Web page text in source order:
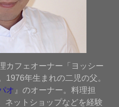
カフェオーナー「ヨッシー
1976年生まれの二児の父。
オ 』のオーナー。料理担
ネットショップなどを経験